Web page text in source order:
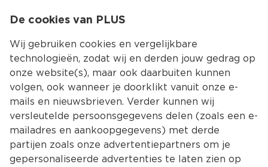
Kies jouw
Terug Producten
De cookies van PLUS
Wij gebruiken cookies en vergelijkbare
technologieën, zodat wij en derden jouw gedrag op
onze website(s), maar ook daarbuiten kunnen
volgen, ook wanneer je doorklikt vanuit onze e-
mails en nieuwsbrieven. Verder kunnen wij
versleutelde persoonsgegevens delen (zoals een e-
mailadres en aankoopgegevens) met derde
partijen zoals onze advertentiepartners om je
gepersonaliseerde advertenties te laten zien op